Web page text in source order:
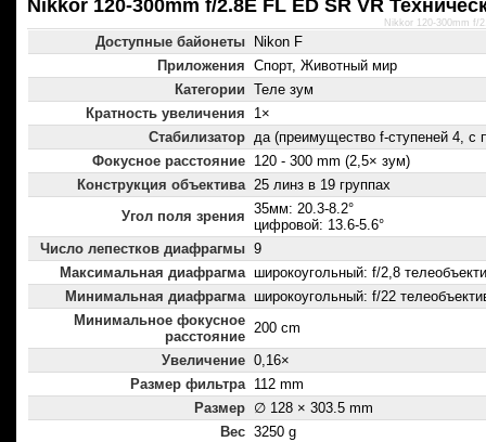
Nikkor 120-300mm f/2.8E FL ED SR VR
Доступные байонеты
Nikon F
Приложения Спорт, Животный мир
Категории Теле зум
Кратность увеличения
1×
Стабилизатор да (преимущество f-ступеней 4, с
Фокусное расстояние 120 - 300 mm (2,5× зум)
Конструкция объектива 25 линз в 19 группах
Угол поля зрения 35мм: 20.3-8.2°
цифровой: 13.6-5.6°
Число лепестков диафрагмы 9
Максимальная диафрагма широкоугольный: f/2,8
Минимальная диафрагма широкоугольный: f/22
Минимальное фокусное
расстояние
200 cm
Увеличение 0,16×
Размер фильтра 112 mm
Размер ∅ 128 × 303.5 mm
Вес 3250 g
Nikkor 120-300mm f/